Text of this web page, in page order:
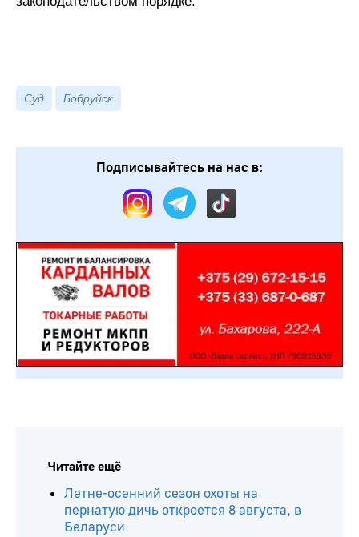
Суд Бобруйск
Подписывайтесь на нас в:
Читайте ещё
Летне-осенний сезон охоты на
пернатую дичь откроется 8 августа, в
Беларуси